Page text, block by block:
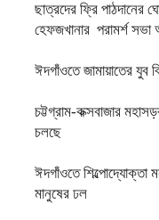
ছাত্রদের ফ্রি
হেফজখানার পরামর্শ সভা
ঈদগাঁওতে জামায়াতের যুব
চট্টগ্রাম-কক্সবাজার
চলছে
ঈদগাঁওতে শিল্পোদ্যোক্তা
মানুষের ঢল